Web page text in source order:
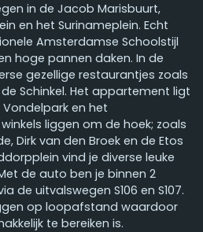
in de Jacob Marisbuurt,
en het Surinameplein. Echt
Amsterdamse Schoolstijl
hoge pannen daken. In de
gezellige restaurantjes zoals
Schinkel. Het appartement ligt
en het
liggen om de hoek; zoals
Dirk van den Broek en de Etos
vind je diverse leuke
de auto ben je binnen 2
de uitvalswegen S106 en S107.
op loopafstand waardoor
te bereiken is.